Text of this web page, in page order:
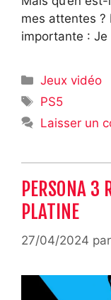
mes attentes ?
importante :
Catégories
Jeux vidéo
Étiquettes
PS5
Laisser un
PERSONA 3
PLATINE
27/04/2024 par